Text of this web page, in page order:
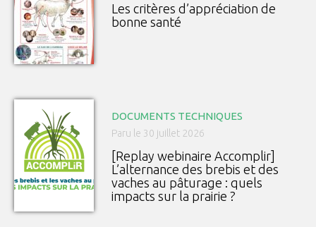
Les critères d’appréciation de
bonne santé
DOCUMENTS TECHNIQUES
Paru le 30 juillet 2026
[Replay webinaire Accomplir]
L’alternance des brebis et des
vaches au pâturage : quels
impacts sur la prairie ?